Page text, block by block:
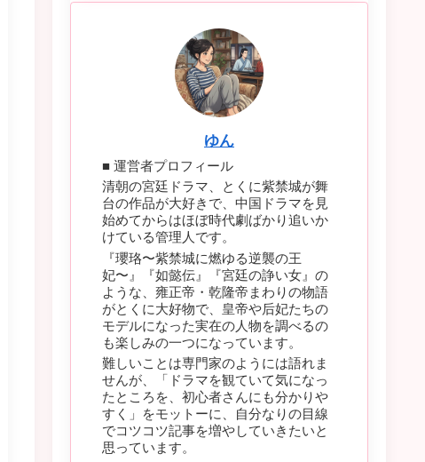
ゆん
■ 運営者プロフィール
清朝の宮廷ドラマ、とくに紫禁城が舞
台の作品が大好きで、中国ドラマを見
始めてからはほぼ時代劇ばかり追いか
けている管理人です。
『瓔珞〜紫禁城に燃ゆる逆襲の王
妃〜』『如懿伝』『宮廷の諍い女』の
ような、雍正帝・乾隆帝まわりの物語
がとくに大好物で、皇帝や后妃たちの
モデルになった実在の人物を調べるの
も楽しみの一つになっています。
難しいことは専門家のようには語れま
せんが、「ドラマを観ていて気になっ
たところを、初心者さんにも分かりや
すく」をモットーに、自分なりの目線
でコツコツ記事を増やしていきたいと
思っています。